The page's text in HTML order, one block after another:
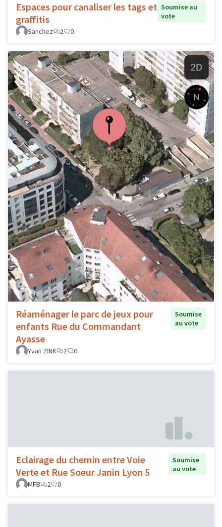
Espaces pour canaliser les tags et
graffitis
Soumise au
vote
Sanchez
2 0
Réaménager le parc de jeux pour
enfants Rue du Commandant
Ayasse
Soumise
au vote
Yvan ZINK 2 0
Eclairage du chemin entre Voie
Verte et Rue Soeur Janin Lyon 5
Soumise
au vote
MFB
2 0